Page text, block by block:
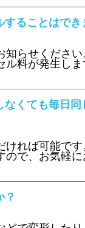
することはで
知らせくださ
ル料が発生し
なくても毎日
ければ可能で
ので、お気軽
？